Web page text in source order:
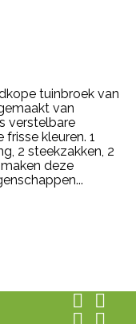
tuinbroek van
van
verstelbare
kleuren. 1
2 steekzakken, 2
deze
 
 